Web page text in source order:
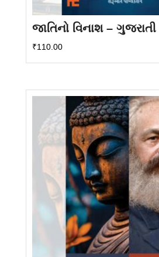
જાતિનો વિનાશ – ગુજરાતી
₹110.00